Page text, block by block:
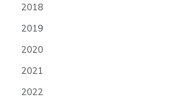
2018
2019
2020
2021
2022